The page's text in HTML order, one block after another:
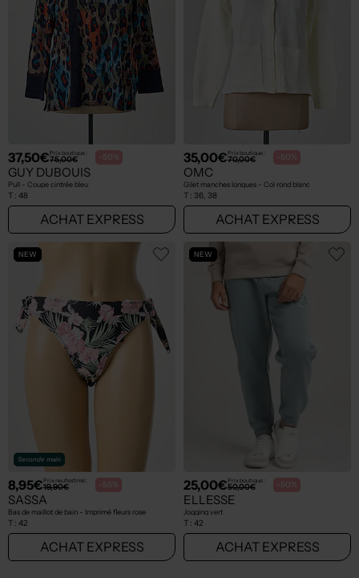
37,50€Prix boutique :
75,00€ -50%
GUY DUBOUIS
Pull - Coupe cintrée bleu
T : 48
ACHAT EXPRESS
35,00€Prix boutique :
70,00€ -50%
OMC
Gilet manches longues - Col rond blanc
T : 36, 38
ACHAT EXPRESS
NEW
Seconde main
8,95€Prix neuf estimé :
19,90€ -55%
SASSA
Bas de maillot de bain - Imprimé fleurs rose
T : 42
ACHAT EXPRESS
NEW
25,00€Prix boutique :
50,00€ -50%
ELLESSE
Jogging vert
T : 42
ACHAT EXPRESS